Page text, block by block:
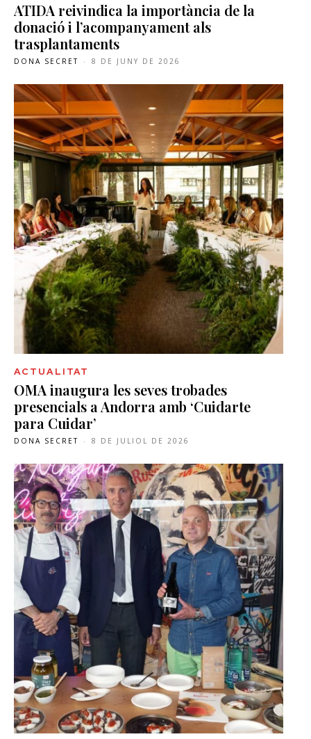
ATIDA reivindica la importància de la
donació i l’acompanyament als
trasplantaments
DONA SECRET - 8 DE JUNY DE 2026
ACTUALITAT
OMA inaugura les seves trobades
presencials a Andorra amb ‘Cuidarte
para Cuidar’
DONA SECRET - 8 DE JULIOL DE 2026